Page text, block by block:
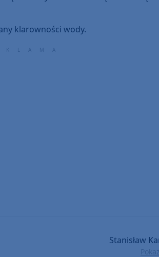
klarowności wody.
Stanisław